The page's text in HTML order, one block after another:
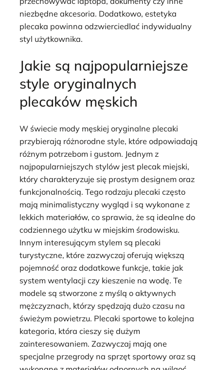
niezbędne akcesoria. Dodatkowo, estetyka
plecaka powinna odzwierciedlać indywidualny
styl użytkownika.
Jakie są najpopularniejsze
style oryginalnych
plecaków męskich
W świecie mody męskiej oryginalne plecaki
przybierają różnorodne style, które odpowiadają
różnym potrzebom i gustom. Jednym z
najpopularniejszych stylów jest plecak miejski,
który charakteryzuje się prostym designem oraz
funkcjonalnością. Tego rodzaju plecaki często
mają minimalistyczny wygląd i są wykonane z
lekkich materiałów, co sprawia, że są idealne do
codziennego użytku w miejskim środowisku.
Innym interesującym stylem są plecaki
turystyczne, które zazwyczaj oferują większą
pojemność oraz dodatkowe funkcje, takie jak
system wentylacji czy kieszenie na wodę. Te
modele są stworzone z myślą o aktywnych
mężczyznach, którzy spędzają dużo czasu na
świeżym powietrzu. Plecaki sportowe to kolejna
kategoria, która cieszy się dużym
zainteresowaniem. Zazwyczaj mają one
specjalne przegrody na sprzęt sportowy oraz są